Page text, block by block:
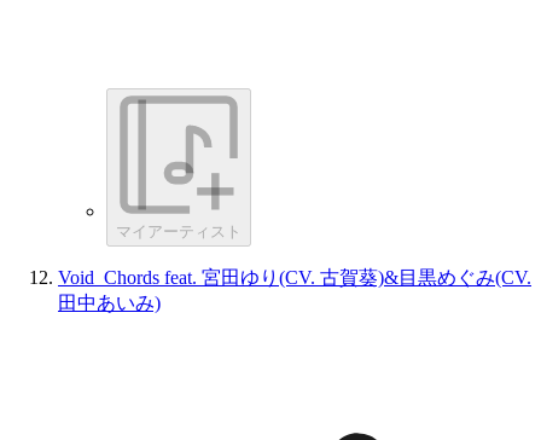
マイアーティスト
Void_Chords feat. 宮田ゆり(CV. 古賀葵)&目黒めぐみ(CV.
田中あいみ)